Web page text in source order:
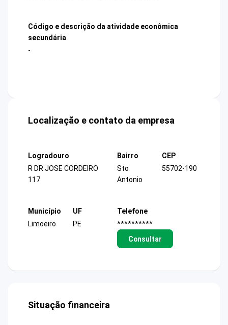
Código e descrição da atividade econômica
secundária
-
Localização e contato da empresa
Logradouro
R DR JOSE CORDEIRO
117
Bairro
Sto
Antonio
CEP
55702-190
Município
Limoeiro
UF
PE
Telefone
**********
Consultar
Situação financeira